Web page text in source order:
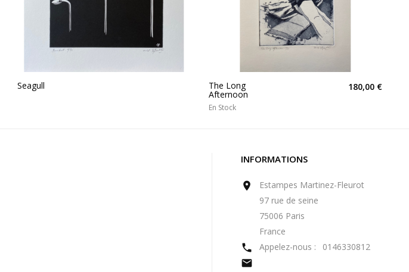
Seagull The Long
Afternoon
180,00 €
En Stock
INFORMATIONS

Estampes Martinez-Fleurot
97 rue de seine
75006 Paris
France
 Appelez-nous : 0146330812
